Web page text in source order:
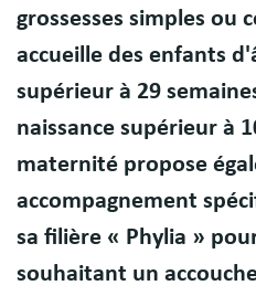
grossesses simples ou
accueille des enfants
supérieur à 29
naissance supérieur à
maternité propose
accompagnement
sa filière « Phylia »
souhaitant un